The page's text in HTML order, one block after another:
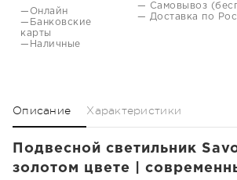
—Онлайн
—Банковские
карты
—Наличные
— Самовывоз
— Доставка по
Описание Характеристики
Подвесной светильник
золотом цвете |